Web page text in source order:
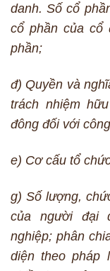
danh. Số cổ
cổ phần của cổ
phần;
đ) Quyền và
trách nhiệm
đông đối với
e) Cơ cấu tổ
g) Số lượng,
của người đại
nghiệp; phân
diện theo pháp